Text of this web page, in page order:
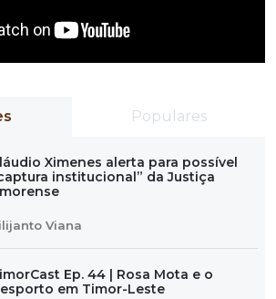
Populares
Ximenes alerta para possível
institucional” da Justiça
Viana
Ep. 44 | Rosa Mota e o
em Timor-Leste